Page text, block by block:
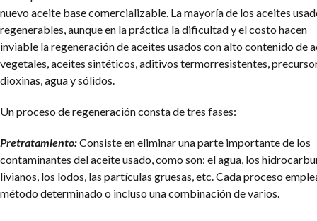
nuevo aceite base comercializable. La mayoría de los aceites
regenerables, aunque en la práctica la dificultad y el costo hacen
inviable la regeneración de aceites usados con alto contenido de
vegetales, aceites sintéticos, aditivos termorresistentes,
dioxinas, agua y sólidos.
Un proceso de regeneración consta de tres fases:
Pretratamiento:Consiste en eliminar una parte importante de los
contaminantes del aceite usado, como son: el agua, los
livianos, los lodos, las partículas gruesas, etc. Cada proceso
método determinado o incluso una combinación de varios.